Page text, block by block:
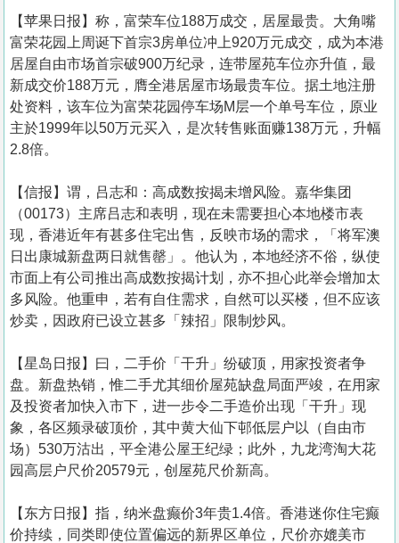
【苹果日报】称，富荣车位188万成交，居屋最贵。大角嘴
富荣花园上周诞下首宗3房单位冲上920万元成交，成为本港
居屋自由市场首宗破900万纪录，连带屋苑车位亦升值，最
新成交价188万元，膺全港居屋市场最贵车位。据土地注册
处资料，该车位为富荣花园停车场M层一个单号车位，原业
主於1999年以50万元买入，是次转售账面赚138万元，升幅
2.8倍。
【信报】谓，吕志和：高成数按揭未增风险。嘉华集团
（00173）主席吕志和表明，现在未需要担心本地楼市表
现，香港近年有甚多住宅出售，反映市场的需求，「将军澳
日出康城新盘两日就售罄」。他认为，本地经济不俗，纵使
市面上有公司推出高成数按揭计划，亦不担心此举会增加太
多风险。他重申，若有自住需求，自然可以买楼，但不应该
炒卖，因政府已设立甚多「辣招」限制炒风。
【星岛日报】曰，二手价「干升」纷破顶，用家投资者争
盘。新盘热销，惟二手尤其细价屋苑缺盘局面严竣，在用家
及投资者加快入市下，进一步令二手造价出现「干升」现
象，各区频录破顶价，其中黄大仙下邨低层户以（自由市
场）530万沽出，平全港公屋王纪绿；此外，九龙湾淘大花
园高层户尺价20579元，创屋苑尺价新高。
【东方日报】指，纳米盘癫价3年贵1.4倍。香港迷你住宅癫
价持续，同类即使位置偏远的新界区单位，尺价亦媲美市